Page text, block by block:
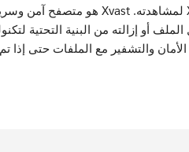
أو إزالته من البنية
والتشفير مع الملفات حتى